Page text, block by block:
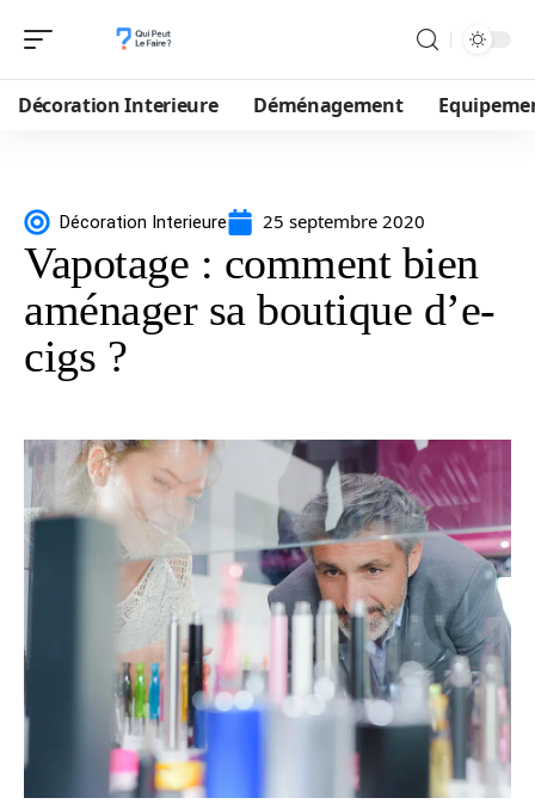
Décoration Interieure Déménagement
Décoration Interieure 25 septembre 2020
Vapotage : comment bien
aménager sa boutique d’e-
cigs ?